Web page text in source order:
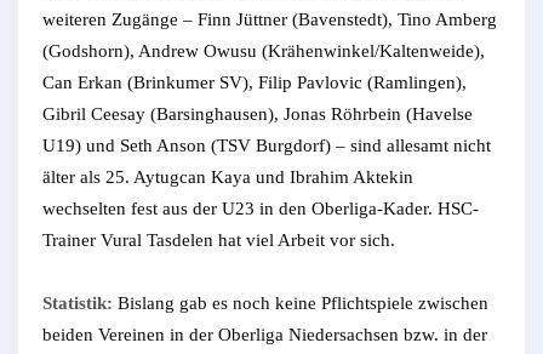
weiteren Zugänge – Finn Jüttner (Bavenstedt), Tino Amberg
(Godshorn), Andrew Owusu (Krähenwinkel/Kaltenweide),
Can Erkan (Brinkumer SV), Filip Pavlovic (Ramlingen),
Gibril Ceesay (Barsinghausen), Jonas Röhrbein (Havelse
U19) und Seth Anson (TSV Burgdorf) – sind allesamt nicht
älter als 25. Aytugcan Kaya und Ibrahim Aktekin
wechselten fest aus der U23 in den Oberliga-Kader. HSC-
Trainer Vural Tasdelen hat viel Arbeit vor sich.
Statistik: Bislang gab es noch keine Pflichtspiele zwischen
beiden Vereinen in der Oberliga Niedersachsen bzw. in der